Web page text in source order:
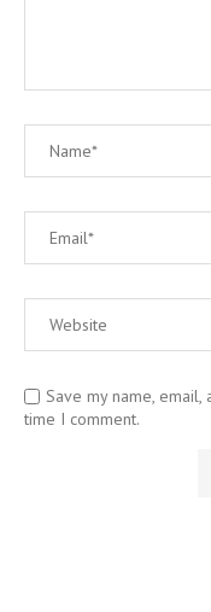
Save my name,
time I comment.